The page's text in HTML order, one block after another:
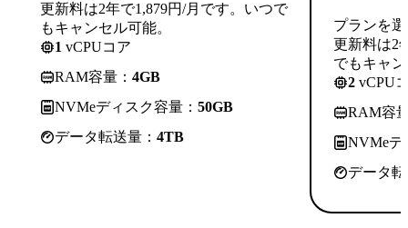
更新料は2年で1,879円/月です。いつで
もキャンセル可能。
1 vCPUコア
RAM容量： 4GB
NVMeディスク容量： 50GB
データ転送量： 4TB
プランを
更新料は2
でもキャ
2 vCPU
RAM容
NVMeデ
データ